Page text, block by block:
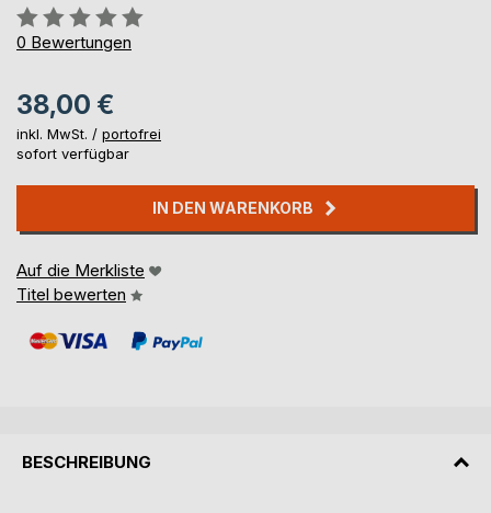
Bewertung::
0%
0 Bewertungen
38,00 €
inkl. MwSt. / portofrei
sofort verfügbar
IN DEN WARENKORB
Auf die Merkliste
Titel bewerten
BESCHREIBUNG